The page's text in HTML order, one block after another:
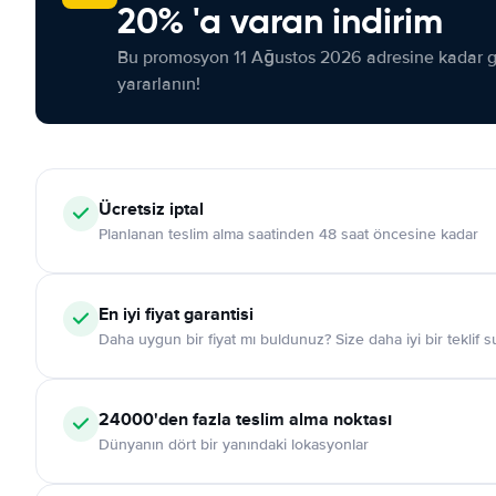
20% 'a varan indirim
Bu promosyon 11 Ağustos 2026 adresine kadar
yararlanın!
Ücretsiz iptal
Planlanan teslim alma saatinden 48 saat öncesine kadar
En iyi fiyat garantisi
Daha uygun bir fiyat mı buldunuz? Size daha iyi bir teklif
24000'den fazla teslim alma noktası
Dünyanın dört bir yanındaki lokasyonlar